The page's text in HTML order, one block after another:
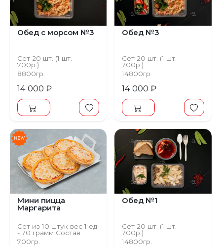
Обед с морсом №3
Сет 20 шт. (1 шт. -
700р.)
8800гр.
14 000 ₽
Обед №3
Сет 20 шт. (1 шт. -
700р.)
14800гр.
14 000 ₽
Мини пицца
Маргарита
Сет из 10 штук вес 1 ед.
- 70 грамм Состав
Тесто дрожжевое,
700гр.
Обед №1
Сет 20 шт. (1 шт. -
700р.)
14800гр.